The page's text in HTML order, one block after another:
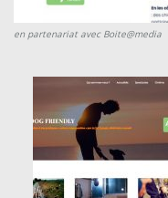
en partenariat avec Boite@media